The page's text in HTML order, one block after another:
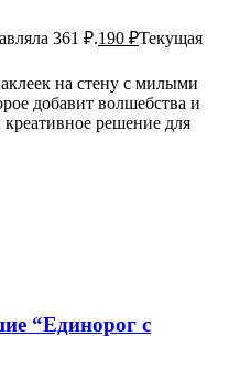
361 ₽.190 ₽Текущая
на стену с милыми
добавит волшебства и
решение для
“Единорог с